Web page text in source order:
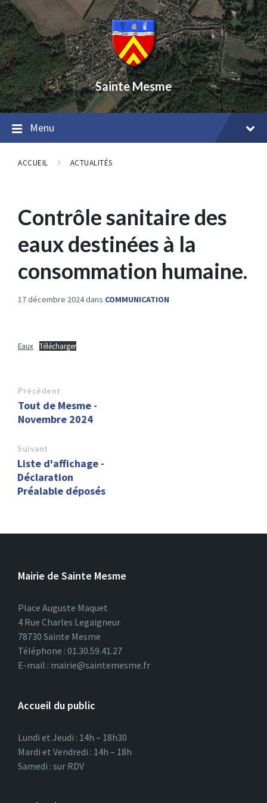
Skip
to
content
Skip
to
main
navigation
Skip
to
footer
Sainte Mesme
Menu
ACCUEIL ACTUALITÉS
Contrôle sanitaire des
eaux destinées à la
consommation humaine.
17 décembre 2024dans COMMUNICATION
Eaux Télécharger
Précédent
Tout de Mesme -
Novembre 2024
Suivant
Liste d'affichage -
Déclaration
Préalable déposés
Mairie de Sainte Mesme
Place Auguste Maquet
4 Rue Charles Legaigneur
78730 Sainte Mesme
Téléphone : 01.30.59.41.27
E-mail : mairie@saintemesme.fr
Accueil du public
Lundi et Jeudi : 14h – 18h30
Mardi et Vendredi : 14h – 18h
Samedi : sur RDV